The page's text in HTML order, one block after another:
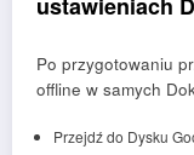
ustawieniach
Po przygotowaniu
offline w samych
Przejdź do Dysku